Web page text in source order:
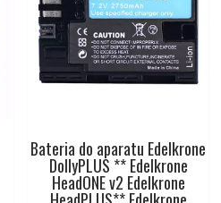
Bateria do aparatu Edelkrone
DollyPLUS ** Edelkrone
HeadONE v2 Edelkrone